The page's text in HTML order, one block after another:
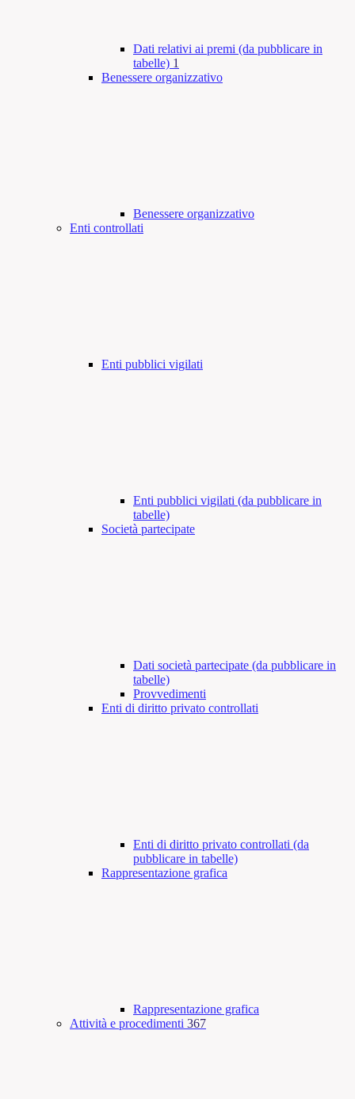
Dati relativi ai premi (da pubblicare in
tabelle) 1
Benessere organizzativo
Benessere organizzativo
Enti controllati
Enti pubblici vigilati
Enti pubblici vigilati (da pubblicare in
tabelle)
Società partecipate
Dati società partecipate (da pubblicare in
tabelle)
Provvedimenti
Enti di diritto privato controllati
Enti di diritto privato controllati (da
pubblicare in tabelle)
Rappresentazione grafica
Rappresentazione grafica
Attività e procedimenti 367